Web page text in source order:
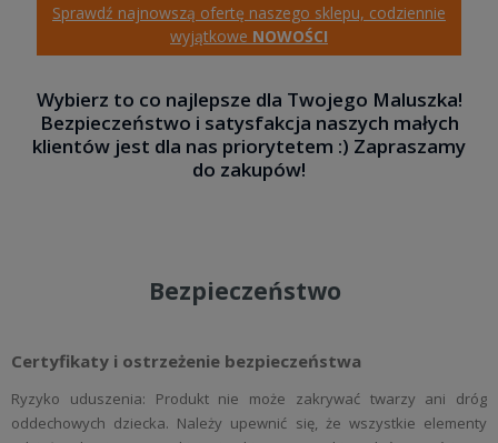
Sprawdź najnowszą ofertę naszego sklepu, codziennie
wyjątkowe NOWOŚCI
Wybierz to co najlepsze dla Twojego Maluszka!
Bezpieczeństwo i satysfakcja naszych małych
klientów jest dla nas priorytetem :) Zapraszamy
do zakupów!
Bezpieczeństwo
Certyfikaty i ostrzeżenie bezpieczeństwa
Ryzyko uduszenia: Produkt nie może zakrywać twarzy ani dróg
oddechowych dziecka. Należy upewnić się, że wszystkie elementy